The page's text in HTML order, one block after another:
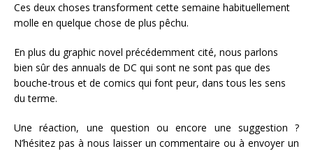
Ces deux choses transforment cette semaine habituellement
molle en quelque chose de plus pêchu.
En plus du graphic novel précédemment cité, nous parlons
bien sûr des annuals de DC qui sont ne sont pas que des
bouche-trous et de comics qui font peur, dans tous les sens
du terme.
Une réaction, une question ou encore une suggestion ?
N’hésitez pas à nous laisser un commentaire ou à envoyer un